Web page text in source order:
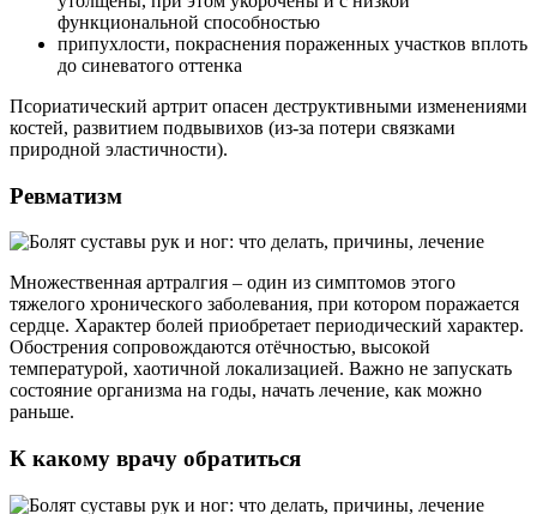
функциональной способностью
припухлости, покраснения пораженных участков вплоть
до синеватого оттенка
Псориатический артрит опасен деструктивными изменениями
костей, развитием подвывихов (из-за потери связками
природной эластичности).
Ревматизм
Множественная артралгия – один из симптомов этого
тяжелого хронического заболевания, при котором поражается
сердце. Характер болей приобретает периодический характер.
Обострения сопровождаются отёчностью, высокой
температурой, хаотичной локализацией. Важно не запускать
состояние организма на годы, начать лечение, как можно
раньше.
К какому врачу обратиться